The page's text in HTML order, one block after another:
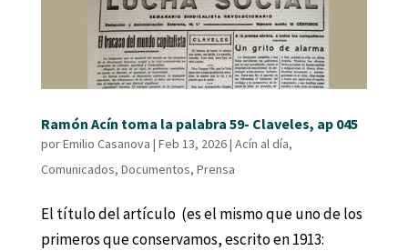
Ramón Acín toma la palabra 59- Claveles, ap 045
porEmilio Casanova | Feb 13, 2026| Acín al día,
Comunicados, Documentos, Prensa
El título del artículo (es el mismo que uno de los
primeros que conservamos, escrito en 1913: